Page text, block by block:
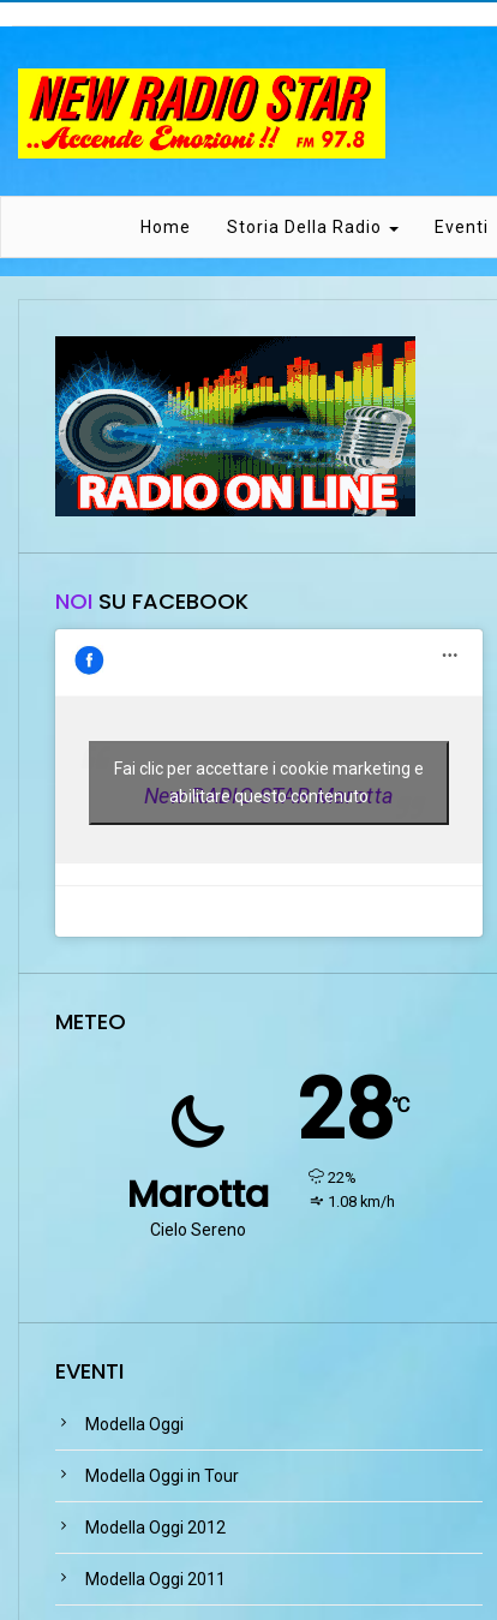
Home Storia Della Radio Eventi
NOI SU FACEBOOK
New RADIO STAR Marotta
Fai clic per accettare i cookie marketing e
abilitare questo contenuto
METEO
Marotta
Cielo Sereno
28℃
humidity:
22%
wind:
1.08 km/h
EVENTI
Modella Oggi
Modella Oggi in Tour
Modella Oggi 2012
Modella Oggi 2011